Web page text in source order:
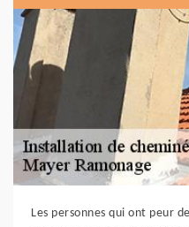
Les personnes qui ont peur